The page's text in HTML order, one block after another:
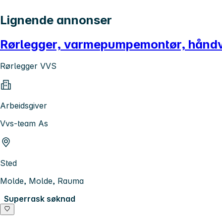
Lignende annonser
Rørlegger, varmepumpemontør,
Rørlegger VVS
Arbeidsgiver
Vvs-team As
Sted
Molde, Molde, Rauma
Superrask søknad